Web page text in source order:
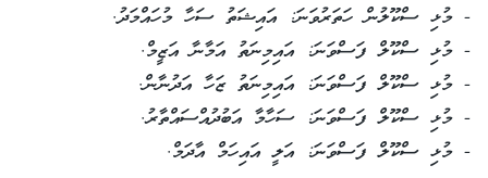
- މުޅި ސްކޫލުން ހަތަރުވަނަ: އައިޝަތު ސަހާ މުހައްމަދު.
- މުޅި ސްކޫލް ފަސްވަނަ: އައިމިނަތު އަމާނާ އަޒީމް.
- މުޅި ސްކޫލް ފަސްވަނަ: އައިމިނަތު ޒަހާ އަދުނާން.
- މުޅި ސްކޫލް ފަސްވަނަ: ސަހާމާ އަބުދުއްސައްތާރު.
- މުޅި ސްކޫލް ފަސްވަނަ: އަލީ އައިހަމް އާދަމް.